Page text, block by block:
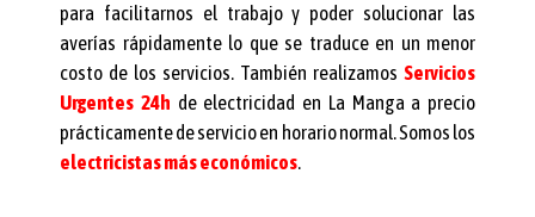
para facilitarnos el trabajo y poder solucionar las
averías rápidamente lo que se traduce en un menor
costo de los servicios. También realizamos Servicios
Urgentes 24h de electricidad en La Manga a precio
prácticamente de servicio en horario normal. Somos los
electricistas más económicos.